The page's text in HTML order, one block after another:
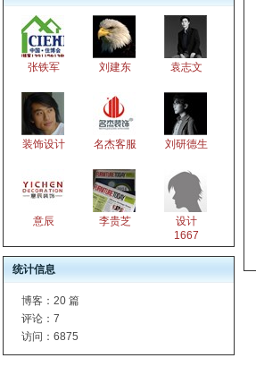
张铁军 刘建东 袁志文
装饰设计 名杰客服 刘研德生
意辰 李贵芝
设计
1667
统计信息
博客： 20 篇
评论： 7
访问： 6875